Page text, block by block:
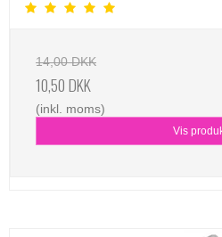
14,00 DKK
10,50 DKK
(inkl. moms)
Vis